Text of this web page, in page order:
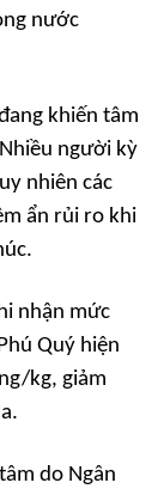
nước
khiến tâm
người kỳ
nhiên các
ẩn rủi ro khi
nhận mức
Quý hiện
kg, giảm
do Ngân